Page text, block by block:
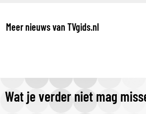
Meer nieuws van TVgids.nl
Wat je verder niet mag